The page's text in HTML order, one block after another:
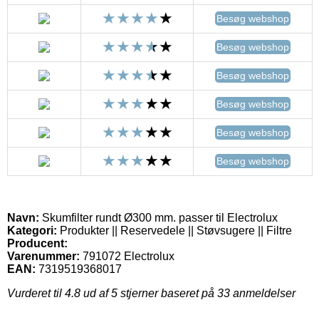
Besøg webshop
Besøg webshop
Besøg webshop
Besøg webshop
Besøg webshop
Besøg webshop
Navn: Skumfilter rundt Ø300 mm. passer til Electrolux
Kategori: Produkter || Reservedele || Støvsugere || Filtre
Producent:
Varenummer: 791072 Electrolux
EAN: 7319519368017
Vurderet til 4.8 ud af 5 stjerner baseret på 33 anmeldelser